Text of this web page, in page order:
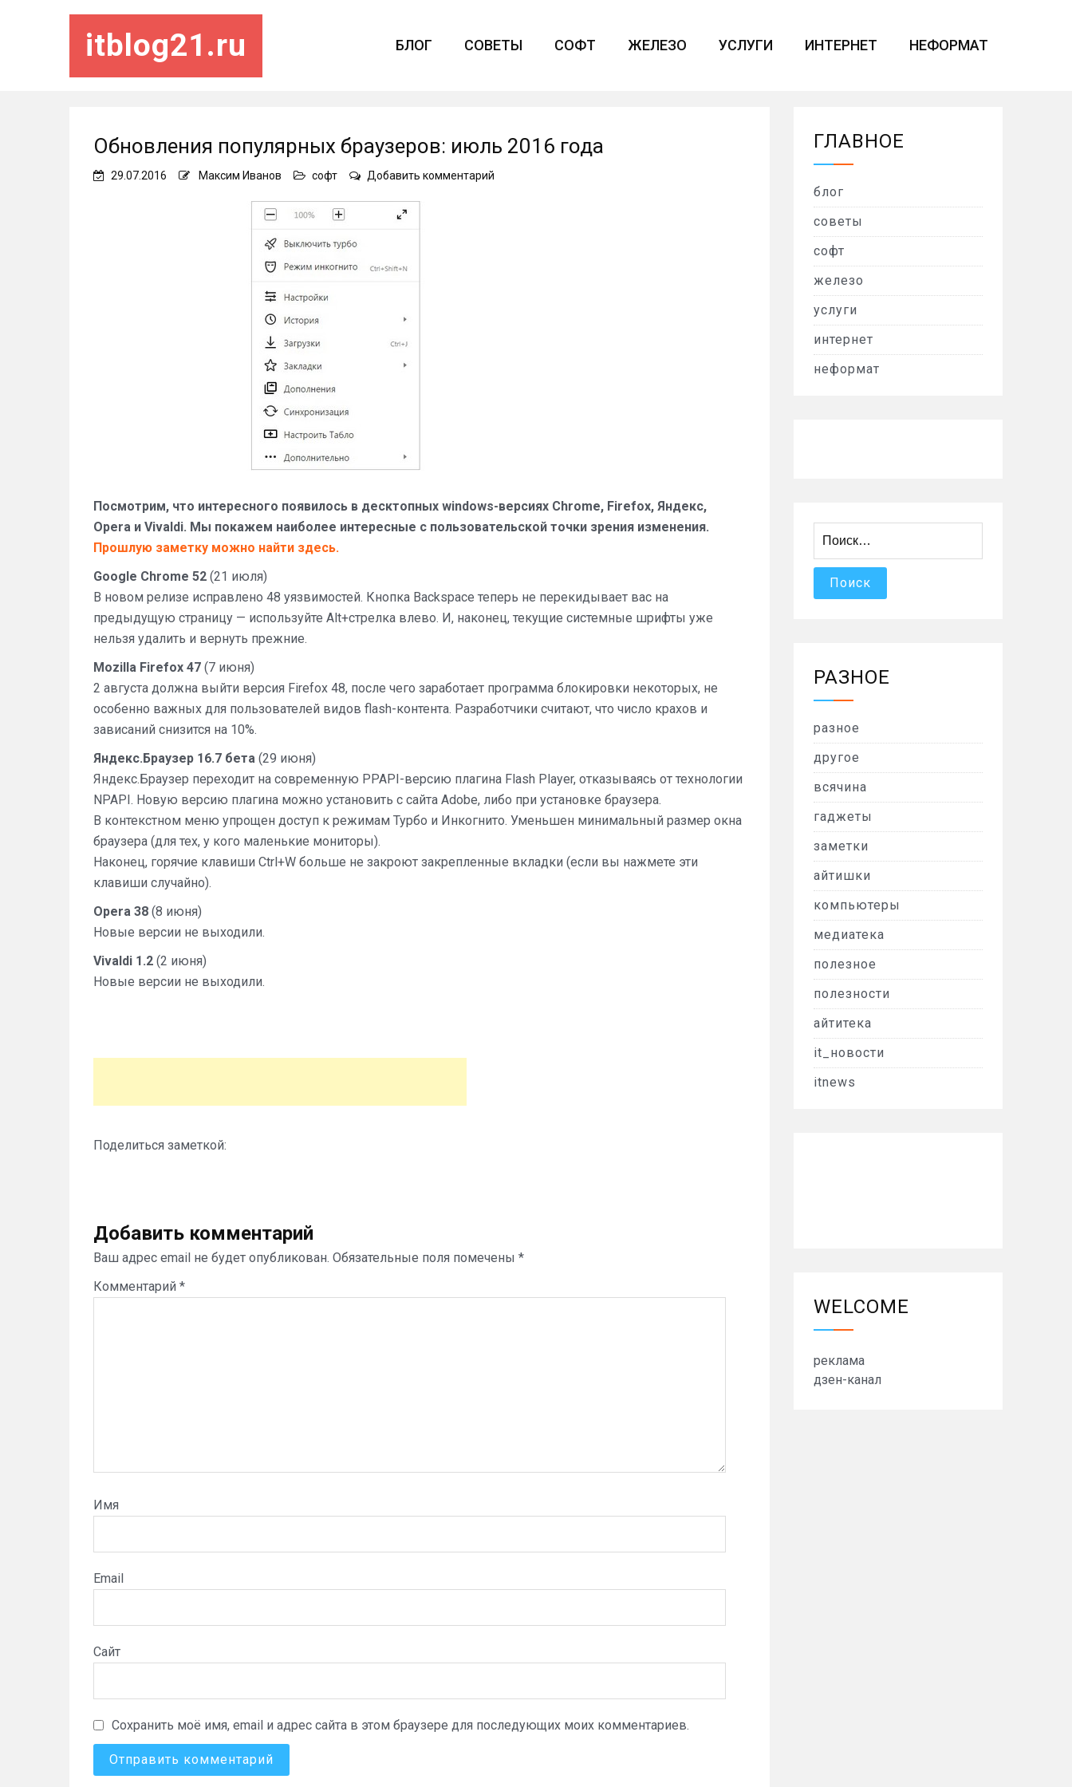
itblog21.ru БЛОГ СОВЕТЫ СОФТ ЖЕЛЕЗО УСЛУГИ ИНТЕРНЕТ НЕФОРМАТ
Обновления популярных браузеров: июль 2016 года
29.07.2016 Максим Иванов софт Добавить комментарий
Посмотрим, что интересного появилось в десктопных windows-версиях Chrome, Firefox, Яндекс,
Opera и Vivaldi. Мы покажем наиболее интересные с пользовательской точки зрения изменения.
Прошлую заметку можно найти здесь.
Google Chrome 52 (21 июля)
В новом релизе исправлено 48 уязвимостей. Кнопка Backspace теперь не перекидывает вас на
предыдущую страницу — используйте Alt+стрелка влево. И, наконец, текущие системные шрифты уже
нельзя удалить и вернуть прежние.
Mozilla Firefox 47 (7 июня)
2 августа должна выйти версия Firefox 48, после чего заработает программа блокировки некоторых, не
особенно важных для пользователей видов flash-контента. Разработчики считают, что число крахов и
зависаний снизится на 10%.
Яндекс.Браузер 16.7 бета (29 июня)
Яндекс.Браузер переходит на современную PPAPI-версию плагина Flash Player, отказываясь от технологии
NPAPI. Новую версию плагина можно установить с сайта Adobe, либо при установке браузера.
В контекстном меню упрощен доступ к режимам Турбо и Инкогнито. Уменьшен минимальный размер окна
браузера (для тех, у кого маленькие мониторы).
Наконец, горячие клавиши Ctrl+W больше не закроют закрепленные вкладки (если вы нажмете эти
клавиши случайно).
Opera 38 (8 июня)
Новые версии не выходили.
Vivaldi 1.2 (2 июня)
Новые версии не выходили.
Поделиться заметкой:
Добавить комментарий
Ваш адрес email не будет опубликован. Обязательные поля помечены *
Комментарий *
Имя
Email
Сайт
Сохранить моё имя, email и адрес сайта в этом браузере для последующих моих комментариев.
ГЛАВНОЕ
блог
советы
софт
железо
услуги
интернет
неформат
РАЗНОЕ
разное
другое
всячина
гаджеты
заметки
айтишки
компьютеры
медиатека
полезное
полезности
айтитека
it_новости
itnews
WELCOME
реклама
дзен-канал